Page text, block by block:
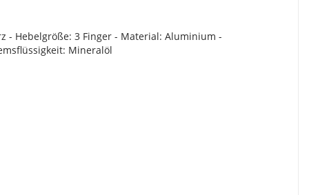
- Hebelgröße: 3 Finger - Material: Aluminium -
Mineralöl